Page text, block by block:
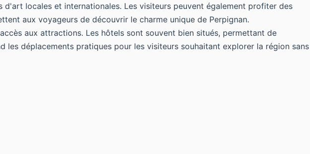
locales et internationales. Les visiteurs peuvent également profiter des
aux voyageurs de découvrir le charme unique de Perpignan.
aux attractions. Les hôtels sont souvent bien situés, permettant de
déplacements pratiques pour les visiteurs souhaitant explorer la région sans